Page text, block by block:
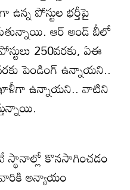
పోస్టుల భర్తీపై
ఆర్‌ అండ్‌ బీలో
250వరకు, ఏఈ
పెండింగ్‌ ఉన్నాయని..
ఖాళీగా ఉన్నాయని.. వాటిని
స్థానాల్లో కొనసాగించడం
అన్యాయం